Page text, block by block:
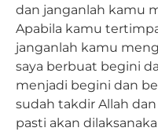
dan janganlah kamu
Apabila kamu
janganlah kamu
saya berbuat begini
menjadi begini dan
sudah takdir Allah
pasti akan